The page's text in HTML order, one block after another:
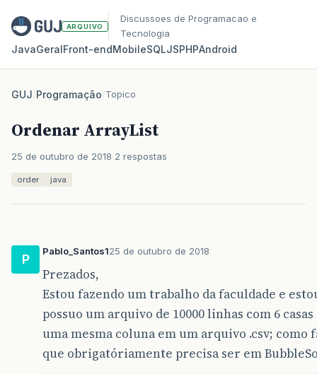
ARQUIVO
Discussoes de Programacao e
Tecnologia
JavaGeralFront‑endMobileSQLJSPHPAndroid
GUJ/Programação/Topico
Ordenar ArrayList
25 de outubro de 2018 2 respostas
order java
P
Pablo_Santos125 de outubro de 2018
Prezados,
Estou fazendo um trabalho da faculdade e
possuo um arquivo de 10000 linhas com 6
uma mesma coluna em um arquivo .csv; como
que obrigatóriamente precisa ser em